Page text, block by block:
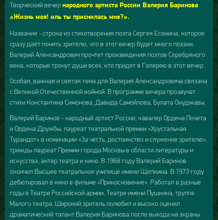
Творческий вечер народного артиста России Валерия Баринова
«Жизнь моя! иль ты приснилась мне?».
Название - строка из стихотворения поэта Сергея Есенина, которое
сразу даёт понять зрителю, что в этот вечер будет много поэзии.
Валерий Александрович прочтет произведения поэтов Серебряного
века, которые тронут души всех, кто придет в Галерею в этот вечер.
Особая, важная и святая тема для Валерия Александровича связана
с Великой Отечественной войной. В программе вечера прозвучат
стихи Константина Симонова, Давида Самойлова, Булата Окуджавы.
Валерий Баринов - народный артист России, кавалер Ордена Почета
и Ордена Дружбы, лауреат театральной премии «Хрустальная
Турандот» в номинации «За честь, достоинство и служение зрителю»,
трижды лауреат Премии города Москвы в области литературы и
искусства, актер театра и кино. В 1968 году Валерий Баринов
окончил Высшее театральное училище имени Щепкина. В 1973 году
дебютировал в кино в фильме «Прикосновение». Работал в разные
годы в Театре Российской армии, Театре имени Пушкина, труппе
Малого театра. Широкий зритель полюбил и высоко оценил
драматический талант Валерия Баринова после выхода на экраны